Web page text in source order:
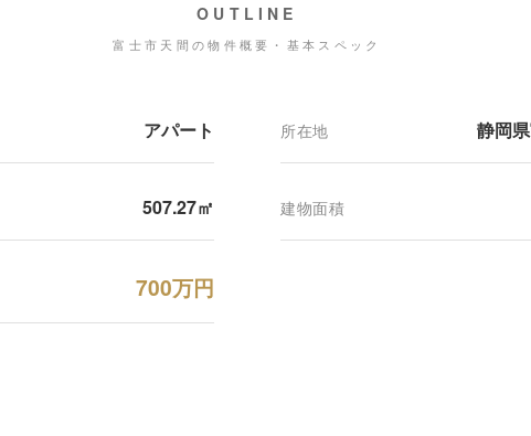
OUTLINE
富士市天間の物件概要・基本スペック
アパート 所在地 静岡
507.27㎡ 建物面積
700万円